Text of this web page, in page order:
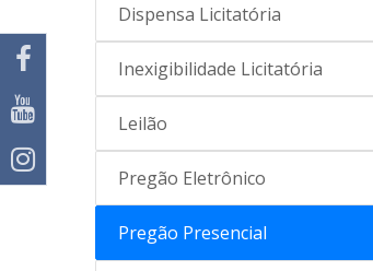
Dispensa Licitatória
Inexigibilidade Licitatória
Leilão
Pregão Eletrônico
Pregão Presencial